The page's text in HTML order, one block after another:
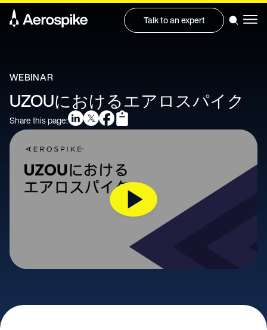
Talk to an expert
WEBINAR
UZOUにおけるエアロスパイク
Share this page: